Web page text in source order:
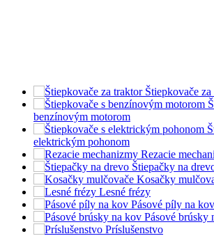
Štiepkovače
benzínovým motorom
elektrickým pohonom
Rezacie
Štiepačky na
Kosačky
Lesné frézy
Pásové píly na kov
Pásové brúsky
Príslušenstvo